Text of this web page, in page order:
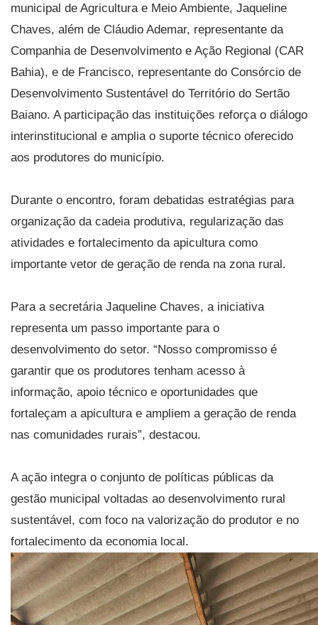
municipal de Agricultura e Meio Ambiente, Jaqueline
Chaves, além de Cláudio Ademar, representante da
Companhia de Desenvolvimento e Ação Regional (CAR
Bahia), e de Francisco, representante do Consórcio de
Desenvolvimento Sustentável do Território do Sertão
Baiano. A participação das instituições reforça o diálogo
interinstitucional e amplia o suporte técnico oferecido
aos produtores do município.
Durante o encontro, foram debatidas estratégias para
organização da cadeia produtiva, regularização das
atividades e fortalecimento da apicultura como
importante vetor de geração de renda na zona rural.
Para a secretária Jaqueline Chaves, a iniciativa
representa um passo importante para o
desenvolvimento do setor. “Nosso compromisso é
garantir que os produtores tenham acesso à
informação, apoio técnico e oportunidades que
fortaleçam a apicultura e ampliem a geração de renda
nas comunidades rurais”, destacou.
A ação integra o conjunto de políticas públicas da
gestão municipal voltadas ao desenvolvimento rural
sustentável, com foco na valorização do produtor e no
fortalecimento da economia local.